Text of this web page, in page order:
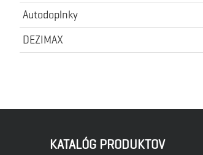
Autodoplnky
DEZIMAX
KATALÓG PRODUKTOV